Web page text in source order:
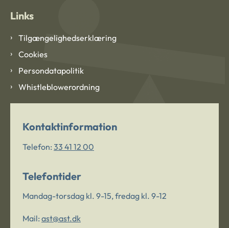
Links
Tilgængelighedserklæring
Cookies
Persondatapolitik
Whistleblowerordning
Kontaktinformation
Telefon: 33 41 12 00
Telefontider
Mandag-torsdag kl. 9-15, fredag kl. 9-12
Mail: ast@ast.dk